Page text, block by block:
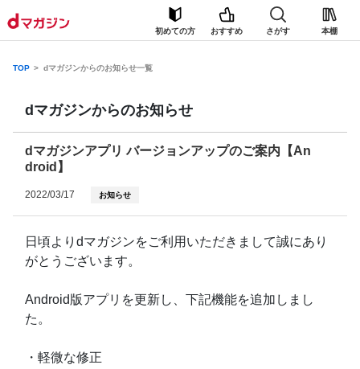
初めての方 おすすめ さがす 本棚
TOP dマガジンからのお知らせ一覧
dマガジンからのお知らせ
dマガジンアプリ バージョンアップのご案内【An
droid】
2022/03/17 お知らせ
日頃よりdマガジンをご利用いただきまして誠にあり
がとうございます。
Android版アプリを更新し、下記機能を追加しまし
た。
・軽微な修正